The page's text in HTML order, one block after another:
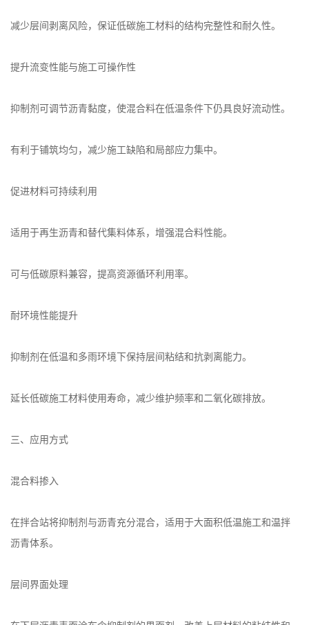
减少层间剥离风险，保证低碳施工材料的结构完整性和耐久性。
提升流变性能与施工可操作性
抑制剂可调节沥青黏度，使混合料在低温条件下仍具良好流动性。
有利于铺筑均匀，减少施工缺陷和局部应力集中。
促进材料可持续利用
适用于再生沥青和替代集料体系，增强混合料性能。
可与低碳原料兼容，提高资源循环利用率。
耐环境性能提升
抑制剂在低温和多雨环境下保持层间粘结和抗剥离能力。
延长低碳施工材料使用寿命，减少维护频率和二氧化碳排放。
三、应用方式
混合料掺入
在拌合站将抑制剂与沥青充分混合，适用于大面积低温施工和温拌
沥青体系。
层间界面处理